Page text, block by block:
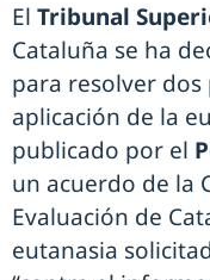
El Tribunal
Cataluña se ha
para resolver
aplicación de la
publicado por el
un acuerdo de la
Evaluación de
eutanasia